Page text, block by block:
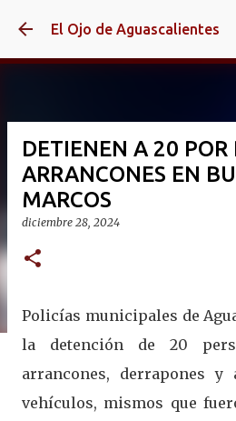
Ir al contenido
El Ojo de Aguascalientes
DETIENEN A 20 POR
ARRANCONES EN
MARCOS
diciembre 28, 2024
Policías municipales de
la detención de 20
arrancones, derrapones y
vehículos, mismos que